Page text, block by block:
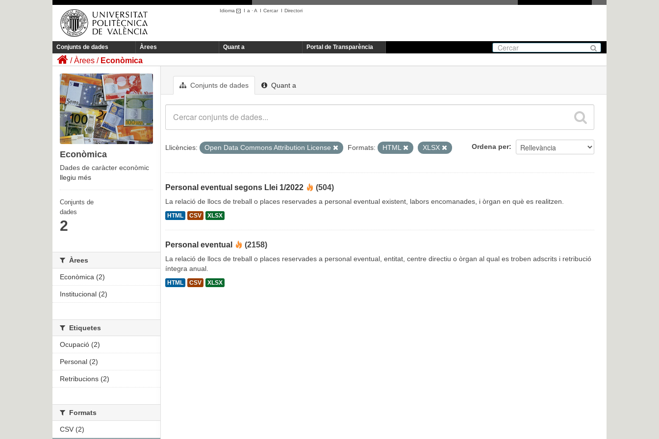
Idioma I a ·A I CercarI Directori
Conjunts de dades Àrees Quant a Portal de Transparència
Àrees Econòmica
Conjunts de dades Quant a
Ordena per
Llicències: Open Data Commons Attribution License Formats: HTML XLSX
Personal eventual segons Llei 1/2022 (504)
La relació de llocs de treball o places reservades a personal eventual existent, labors encomanades, i òrgan en què es realitzen.
HTML CSV XLSX
Personal eventual (2158)
La relació de llocs de treball o places reservades a personal eventual, entitat, centre directiu o òrgan al qual es troben adscrits i retribució
íntegra anual.
HTML CSV XLSX
Econòmica
Dades de caràcter econòmic
llegiu més
Conjunts de
dades
2
Àrees
Econòmica (2)
Institucional (2)
Etiquetes
Ocupació (2)
Personal (2)
Retribucions (2)
Formats
CSV (2)